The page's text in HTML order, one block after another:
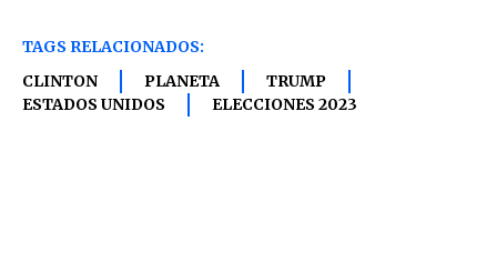
TAGS RELACIONADOS:
CLINTON
PLANETA
TRUMP
ESTADOS UNIDOS
ELECCIONES 2023